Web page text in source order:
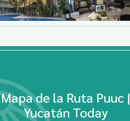
Mapa de la Ruta Puuc |
Yucatán Today